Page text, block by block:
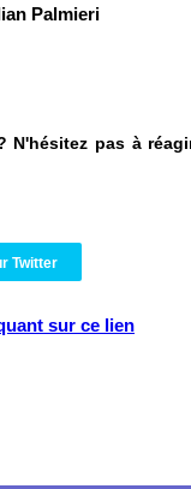
Palmieri
N'hésitez pas à
Twitter
sur ce lien